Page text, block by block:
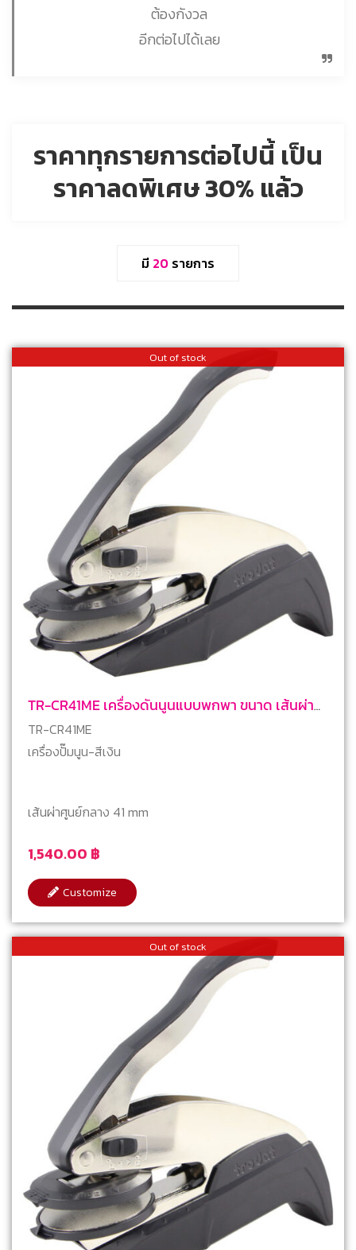
ต้องกังวล
อีกต่อไปได้เลย
ราคาทุกรายการต่อไปนี้ เป็น
ราคาลดพิเศษ 30% แล้ว
มี 20 รายการ
Out of stock
TR-CR41ME เครื่องดันนูนแบบพกพา ขนาด เส้นผ่า
ศูนย์กลาง 41 มม.
1,540.00 ฿
TR-CR41ME
เครื่องปั๊มนูน-สีเงิน
เส้นผ่าศูนย์กลาง 41 mm
Customize
Out of stock